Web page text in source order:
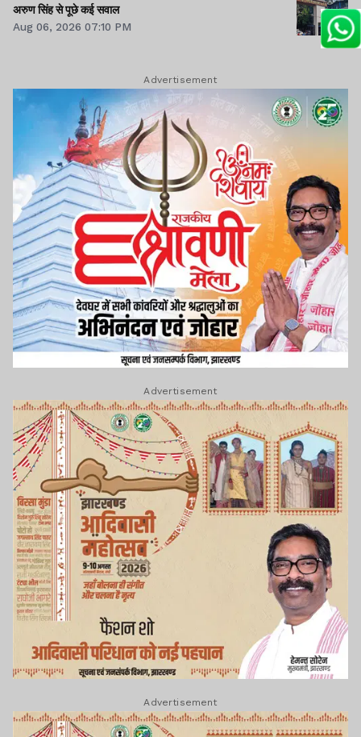
अरुण सिंह से पूछे कई सवाल
Aug 06, 2026 07:10 PM
Advertisement
Advertisement
Advertisement